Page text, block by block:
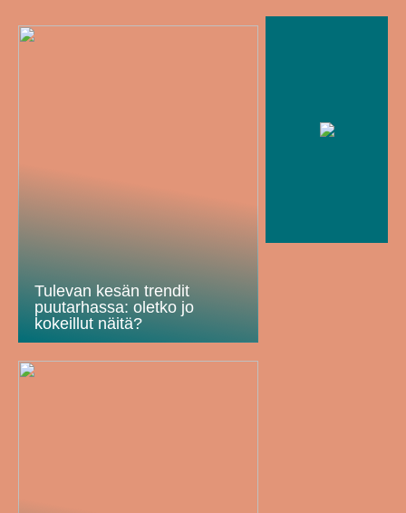
Tulevan kesän trendit
puutarhassa: oletko jo
kokeillut näitä?